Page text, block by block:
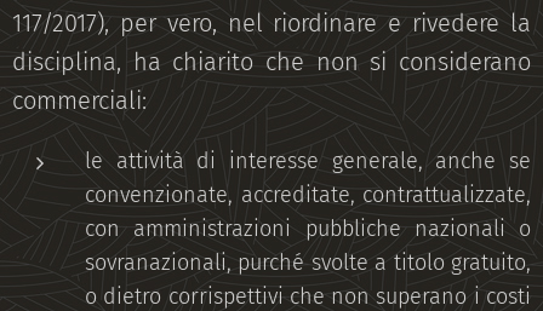
117/2017), per vero, nel riordinare e rivedere la
disciplina, ha chiarito che non si considerano
commerciali:
le attività di interesse generale, anche se
convenzionate, accreditate, contrattualizzate,
con amministrazioni pubbliche nazionali o
sovranazionali, purché svolte a titolo gratuito,
o dietro corrispettivi che non superano i costi